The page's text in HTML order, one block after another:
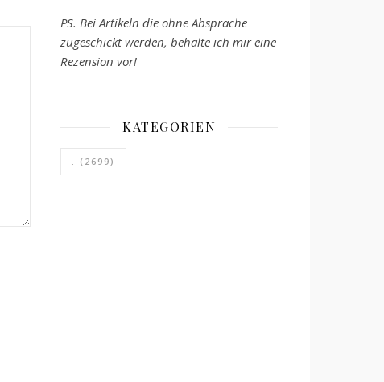
PS. Bei Artikeln die ohne Absprache
zugeschickt werden, behalte ich mir eine
Rezension vor!
KATEGORIEN
. (2699)